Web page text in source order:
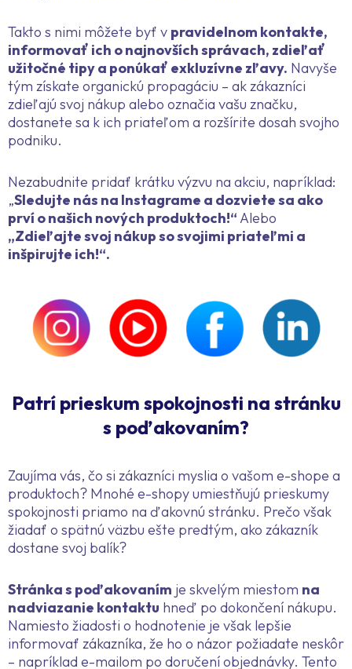
Takto s nimi môžete byť v pravidelnom kontakte,
informovať ich o najnovších správach, zdieľať
užitočné tipy a ponúkať exkluzívne zľavy. Navyše
tým získate organickú propagáciu – ak zákazníci
zdieľajú svoj nákup alebo označia vašu značku,
dostanete sa k ich priateľom a rozšírite dosah svojho
podniku.
Nezabudnite pridať krátku výzvu na akciu, napríklad:
„Sledujte nás na Instagrame a dozviete sa ako
prví o našich nových produktoch!“Alebo
„Zdieľajte svoj nákup so svojimi priateľmi a
inšpirujte ich!“.
Patrí prieskum spokojnosti na stránku
s poďakovaním?
Zaujíma vás, čo si zákazníci myslia o vašom e-shope a
produktoch? Mnohé e-shopy umiestňujú prieskumy
spokojnosti priamo na ďakovnú stránku. Prečo však
žiadať o spätnú väzbu ešte predtým, ako zákazník
dostane svoj balík?
Stránka s poďakovaním je skvelým miestom na
nadviazanie kontaktu hneď po dokončení nákupu.
Namiesto žiadosti o hodnotenie je však lepšie
informovať zákazníka, že ho o názor požiadate neskôr
– napríklad e-mailom po doručení objednávky. Tento